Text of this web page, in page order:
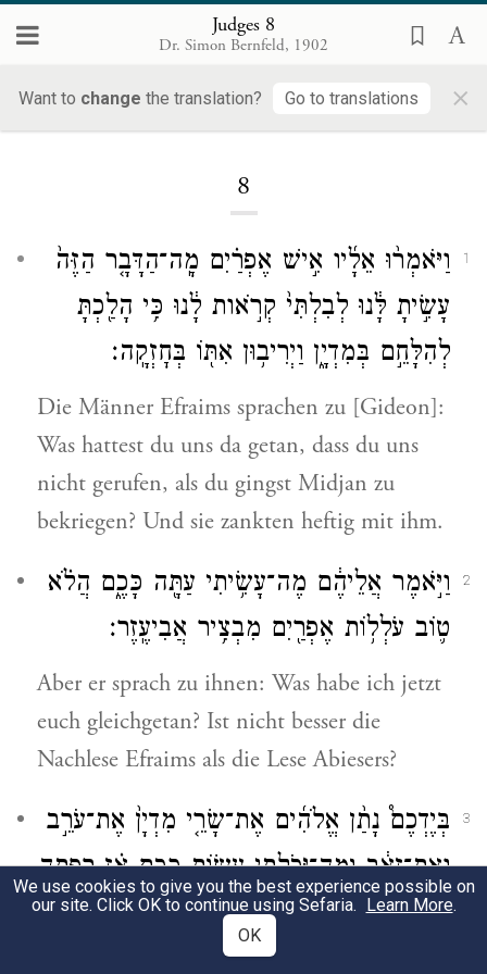
Judges 8
Dr. Simon Bernfeld, 1902
Want to change the translation? Go to translations ×
8
1
וַיֹּאמְר֨וּ אֵלָ֜יו אִ֣ישׁ אֶפְרַ֗יִם מָֽה־הַדָּבָ֤ר הַזֶּה֙
עָשִׂ֣יתָ לָּ֔נוּ לְבִלְתִּי֙ קְרֹ֣אות לָ֔נוּ כִּ֥י הָלַ֖כְתָּ
לְהִלָּחֵ֣ם בְּמִדְיָ֑ן וַיְרִיב֥וּן אִתּ֖וֹ בְּחׇזְקָֽה׃
Die Männer Efraims sprachen zu [Gideon]:
Was hattest du uns da getan, dass du uns
nicht gerufen, als du gingst Midjan zu
bekriegen? Und sie zankten heftig mit ihm.
2
וַיֹּ֣אמֶר אֲלֵיהֶ֔ם מֶה־עָשִׂ֥יתִי עַתָּ֖ה כָּכֶ֑ם הֲלֹ֗א
ט֛וֹב עֹלְל֥וֹת אֶפְרַ֖יִם מִבְצִ֥יר אֲבִיעֶֽזֶר׃
Aber er sprach zu ihnen: Was habe ich jetzt
euch gleichgetan? Ist nicht besser die
Nachlese Efraims als die Lese Abiesers?
3
בְּיֶדְכֶם֩ נָתַ֨ן אֱלֹהִ֜ים אֶת־שָׂרֵ֤י מִדְיָן֙ אֶת־עֹרֵ֣ב
וְאֶת־זְאֵ֔ב וּמַה־יָּכֹ֖לְתִּי עֲשׂ֣וֹת כָּכֶ֑ם אָ֗ז רָפְתָ֤ה
רוּחָם֙ מֵֽעָלָ֔יו בְּדַבְּר֖וֹ הַדָּבָ֥ר הַזֶּֽה׃
We use cookies to give you the best experience possible on
our site. Click OK to continue using Sefaria. Learn More.
OK